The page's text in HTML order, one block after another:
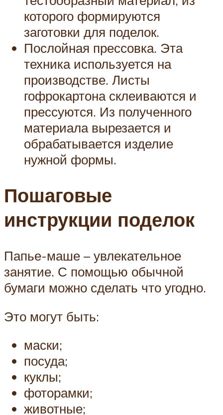
которого формируются
заготовки для поделок.
Послойная прессовка. Эта
техника используется на
производстве. Листы
гофрокартона склеиваются и
прессуются. Из полученного
материала вырезается и
обрабатывается изделие
нужной формы.
Пошаговые
инструкции поделок
Папье-маше – увлекательное
занятие. С помощью обычной
бумаги можно сделать что угодно.
Это могут быть:
маски;
посуда;
куклы;
фоторамки;
животные;